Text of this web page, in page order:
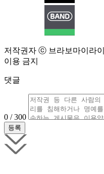
저작권자 ⓒ 브라보마이라
이용 금지
댓글
0 / 300